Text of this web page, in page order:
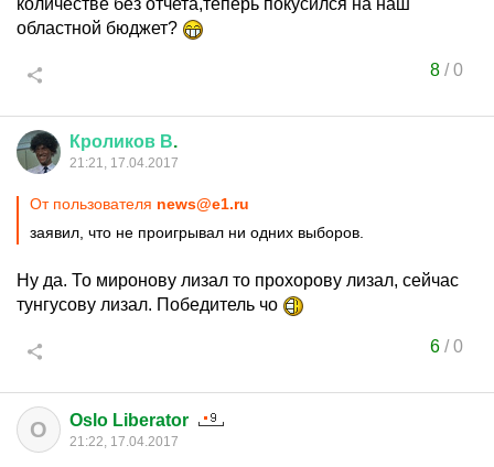
количестве без отчета,теперь покусился на наш
областной бюджет?
8/0
Кроликов В.
21:21, 17.04.2017
От пользователя news@e1.ru
заявил, что не проигрывал ни одних выборов.
Ну да. То миронову лизал то прохорову лизал, сейчас
тунгусову лизал. Победитель чо
6/0
O Oslo Liberator
21:22, 17.04.2017